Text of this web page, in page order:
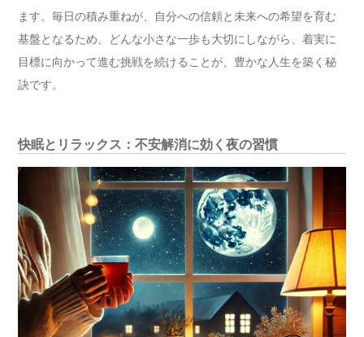
ます。毎日の積み重ねが、自分への信頼と未来への希望を育む
基盤となるため、どんな小さな一歩も大切にしながら、着実に
目標に向かって進む挑戦を続けることが、豊かな人生を築く秘
訣です。
快眠とリラックス：不安解消に効く夜の習慣